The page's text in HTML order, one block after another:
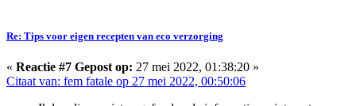
Re: Tips voor eigen recepten van eco verzorging
« Reactie #7 Gepost op: 27 mei 2022, 01:38:20 »
Citaat van: fem fatale op 27 mei 2022, 00:50:06